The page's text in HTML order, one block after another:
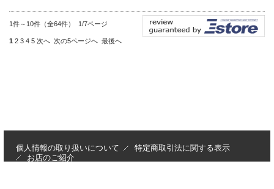
1件～10件（全64件） 1/7ページ
1 2 3 4 5 次へ 次の5ページへ 最後へ
個人情報の取り扱いについて
特定商取引法に関する表示
お店のご紹介